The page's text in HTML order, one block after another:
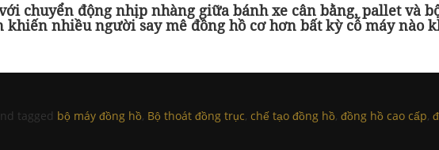
chuyển động nhịp nhàng giữa bánh xe cân bằng, pallet và
nhiều người say mê đồng hồ cơ hơn bất kỳ cỗ máy nào
tagged bộ máy đồng hồ, Bộ thoát đồng trục, chế tạo đồng hồ, đồng hồ cao cấp,